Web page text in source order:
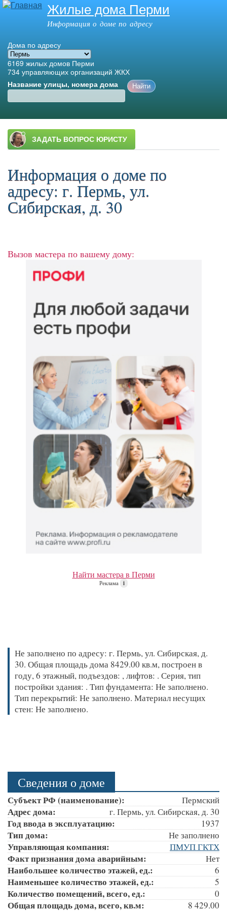
Перейти к
основному
Жилые дома Перми
Информация о доме по адресу
Дома по адресу
6169 жилых домов Перми
734 управляющих организаций ЖКХ
Название улицы, номера дома
Главное меню
Информация о доме по
адресу: г. Пермь, ул.
Сибирская, д. 30
Вызов мастера по вашему дому:
Найти мастера в Перми
Реклама i
Не заполнено по адресу: г. Пермь, ул. Сибирская, д.
30. Общая площадь дома 8429.00 кв.м, построен в
году, 6 этажный, подъездов: , лифтов: . Серия, тип
постройки здания: . Тип фундамента: Не заполнено.
Тип перекрытий: Не заполнено. Материал несущих
стен: Не заполнено.
Сведения о доме
Субъект РФ (наименование): Пермский
Адрес дома: г. Пермь, ул. Сибирская, д. 30
Год ввода в эксплуатацию: 1937
Тип дома: Не заполнено
Управляющая компания: ПМУП ГКТХ
Факт признания дома аварийным: Нет
Наибольшее количество этажей, ед.: 6
Наименьшее количество этажей, ед.: 5
Количество помещений, всего, ед.: 0
Общая площадь дома, всего, кв.м: 8 429.00